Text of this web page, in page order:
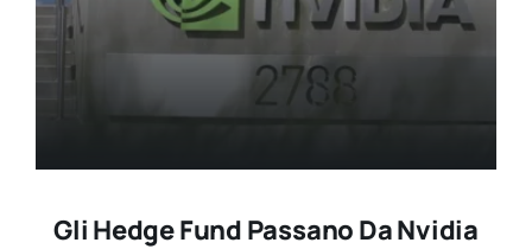
Gli Hedge Fund Passano Da Nvidia